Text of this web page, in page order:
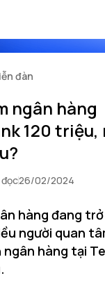
đàn
ngân hàng
120 triệu,
26/02/2024
hàng đang
người quan
ngân hàng tại